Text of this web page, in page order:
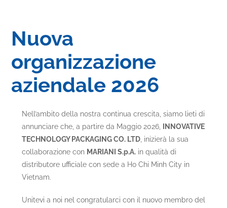
Nuova
organizzazione
aziendale 2026
Nell’ambito della nostra continua crescita, siamo lieti di
annunciare che, a partire da Maggio 2026,
INNOVATIVE
TECHNOLOGY PACKAGING CO. LTD, inizierà la sua
collaborazione con MARIANI S.p.A.in qualità di
distributore ufficiale con sede a Ho Chi Minh City in
Vietnam.
Unitevi a noi nel congratularci con il nuovo membro del